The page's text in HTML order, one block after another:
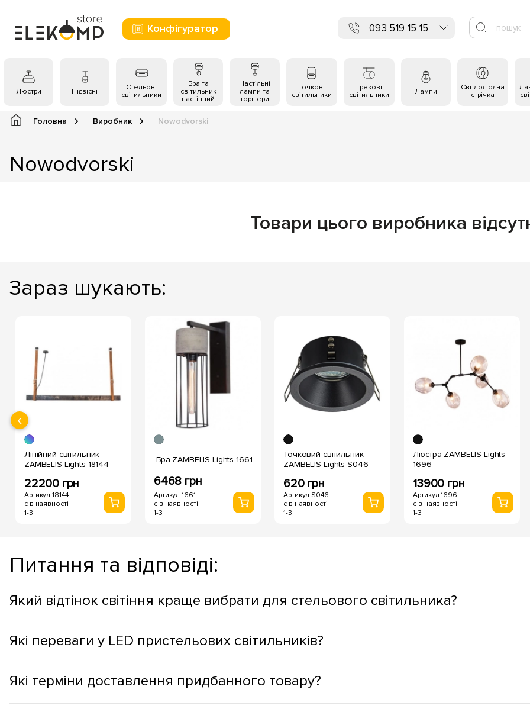
Конфігуратор 093 519 15 15
Люстри Підвісні
Стельові
світильники
Бра та
світильник
настінний
Настільні
лампи та
торшери
Точкові
світильники
Трекові
світильники
Лампи
Світлодіодна
стрічка
Головна Виробник Nowodvorski
Nowodvorski
Товари цього виробника
Зараз шукають:
Лінійний світильник
ZAMBELIS Lights 18144
22200 грн
Артикул 18144
є в наявності
1-3
Бра ZAMBELIS Lights 1661
6468 грн
Артикул 1661
є в наявності
1-3
Точковий світильник
ZAMBELIS Lights S046
620 грн
Артикул S046
є в наявності
1-3
Люстра ZAMBELIS Lights
1696
13900 грн
Артикул 1696
є в наявності
1-3
‹
Питання та відповіді:
Який відтінок світіння краще вибрати для стельового світильника?
робочих зонах, краще використовувати холодний відтінок світла, а для сходинок, вікон, дзеркал, зон приготування їжі -
Які переваги у LED пристельових світильників?
років; LED світильники позбавлені небезпечних речовин, у своїй конструкції, і не потребують спеціальної утилізації, що
кімнатах; світильники з LED дають змогу вибрати практично будь-який необхідний відтінок світіння, з товарної лінійки, а
Які терміни доставлення придбанного товару?